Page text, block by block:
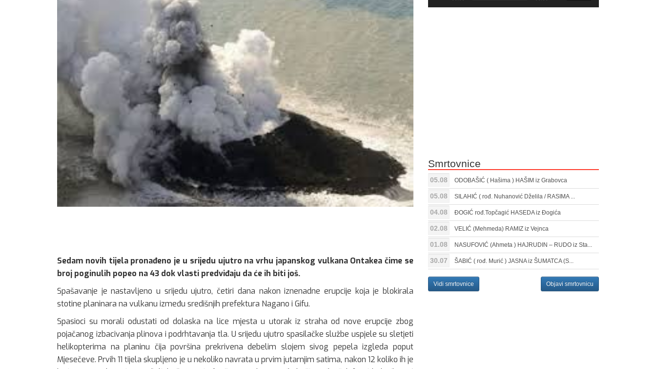
Sedam novih tijela pronađeno je u srijedu ujutro na vrhu japanskog vulkana Ontakea čime se
broj poginulih popeo na 43 dok vlasti predviđaju da će ih biti još.
Spašavanje je nastavljeno u srijedu ujutro, četiri dana nakon iznenadne erupcije koja je blokirala
stotine planinara na vulkanu između središnjih prefektura Nagano i Gifu.
Spasioci su morali odustati od dolaska na lice mjesta u utorak iz straha od nove erupcije zbog
pojačanog izbacivanja plinova i podrhtavanja tla. U srijedu ujutro spasilačke službe uspjele su sletjeti
helikopterima na planinu čija površina prekrivena debelim slojem sivog pepela izgleda poput
Mjesečeve. Prvih 11 tijela skupljeno je u nekoliko navrata u prvim jutarnjim satima, nakon 12 koliko ih je
Gore/Dole
Smrtovnice
05.08 ODOBAŠIĆ ( Hašima ) HAŠIM iz Grabovca
05.08 SILAHIĆ ( rođ. Nuhanović Dželila / RASIMA ...
04.08 ĐOGIĆ rođ.Topčagić HASEDA iz Đogića
02.08 VELIĆ (Mehmeda) RAMIZ iz Vejnca
01.08 NASUFOVIĆ (Ahmeta ) HAJRUDIN – RUDO iz Sta...
30.07 ŠABIĆ ( rođ. Murić ) JASNA iz ŠUMATCA (S...
Vidi smrtovnice Objavi smrtovnicu